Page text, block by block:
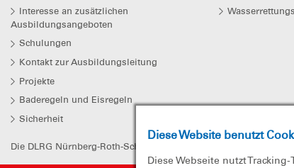
Diese Website benutzt
Diese Webseite nutzt
Interesse an zusätzlichen
Ausbildungsangeboten
Schulungen
Kontakt zur Ausbildungsleitung
Projekte
Baderegeln und Eisregeln
Sicherheit
Die DLRG Nürnberg-Roth-Schwabach e.V. ist beim Finanzamt